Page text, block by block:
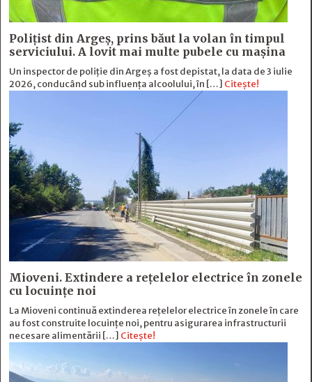
Polițist din Argeș, prins băut la volan în timpul
serviciului. A lovit mai multe pubele cu mașina
Un inspector de poliție din Argeș a fost depistat, la data de 3 iulie
2026, conducând sub influența alcoolului, în […] Citește!
Mioveni. Extindere a rețelelor electrice în zonele
cu locuințe noi
La Mioveni continuă extinderea rețelelor electrice în zonele în care
au fost construite locuințe noi, pentru asigurarea infrastructurii
necesare alimentării […] Citește!